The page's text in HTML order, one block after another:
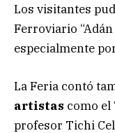
Los visitantes
Ferroviario
especialmente
La Feria contó
artistas como el
profesor Tichi